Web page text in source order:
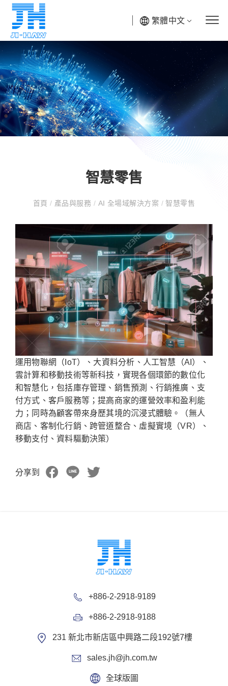
繁體中文
智慧零售
首頁/ 產品與服務 / AI 全場域解決方案 / 智慧零售
運用物聯網（IoT）、大資料分析、人工智慧（AI）、
雲計算和移動技術等新科技，實現各個環節的數位化
和智慧化，包括庫存管理、銷售預測、行銷推廣、支
付方式、客戶服務等；提高商家的運營效率和盈利能
力；同時為顧客帶來身歷其境的沉浸式體驗。（無人
商店、客制化行銷、跨管道整合、虛擬實境（VR）、
移動支付、資料驅動決策）
分享到
+886-2-2918-9189
+886-2-2918-9188
231 新北市新店區中興路二段192號7樓
sales.jh@jh.com.tw
全球版圖